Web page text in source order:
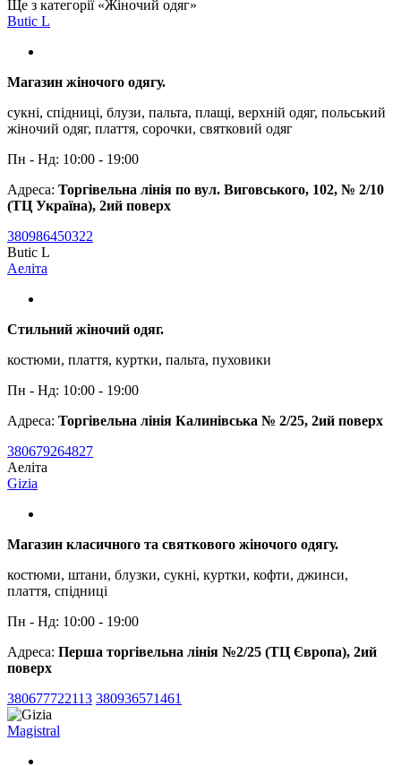
Ще з категорії «Жіночий одяг»
Butic L
Магазин жіночого одягу.
сукні, спідниці, блузи, пальта, плащі, верхній одяг, польський
жіночий одяг, плаття, сорочки, святковий одяг
Пн - Нд: 10:00 - 19:00
Адреса: Торгівельна лінія по вул. Виговського, 102, № 2/10
(ТЦ Україна), 2ий поверх
380986450322
Butic L
Аеліта
Стильний жіночий одяг.
костюми, плаття, куртки, пальта, пуховики
Пн - Нд: 10:00 - 19:00
Адреса: Торгівельна лінія Калинівська № 2/25, 2ий поверх
380679264827
Аеліта
Gizia
Магазин класичного та святкового жіночого одягу.
костюми, штани, блузки, сукні, куртки, кофти, джинси,
плаття, спідниці
Пн - Нд: 10:00 - 19:00
Адреса: Перша торгівельна лінія №2/25 (ТЦ Європа), 2ий
поверх
380677722113 380936571461
Magistral